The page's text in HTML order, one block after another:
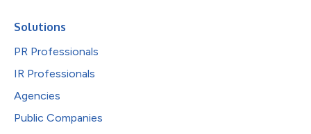
Solutions
PR Professionals
IR Professionals
Agencies
Public Companies